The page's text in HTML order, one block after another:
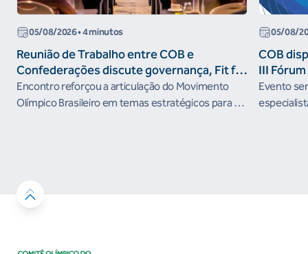
05/08/2026• 4 minutos
Reunião de Trabalho entre COB e
Confederações discute governança, Fit for
the Future e presença do Brasil em
organismos internacionais
Encontro reforçou a articulação do Movimento
Olímpico Brasileiro em temas estratégicos para os
05/08/
COB
III
Evento